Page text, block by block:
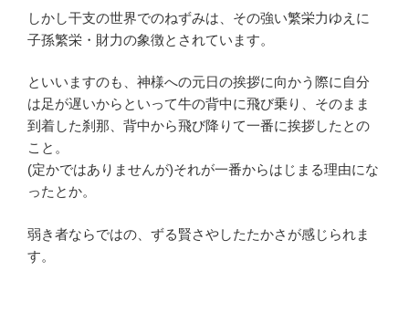
しかし干支の世界でのねずみは、その強い繁栄力ゆえに
子孫繁栄・財力の象徴とされています。
といいますのも、神様への元日の挨拶に向かう際に自分
は足が遅いからといって牛の背中に飛び乗り、そのまま
到着した刹那、背中から飛び降りて一番に挨拶したとの
こと。
(定かではありませんが)それが一番からはじまる理由にな
ったとか。
弱き者ならではの、ずる賢さやしたたかさが感じられま
す。